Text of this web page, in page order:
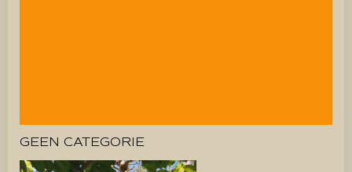
GEEN CATEGORIE